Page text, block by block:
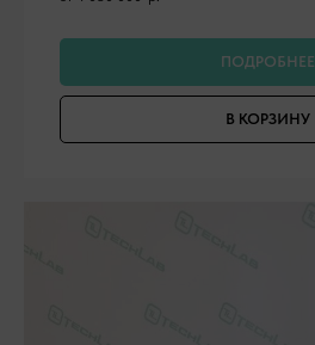
ПОДРОБНЕЕ
В КОРЗИНУ